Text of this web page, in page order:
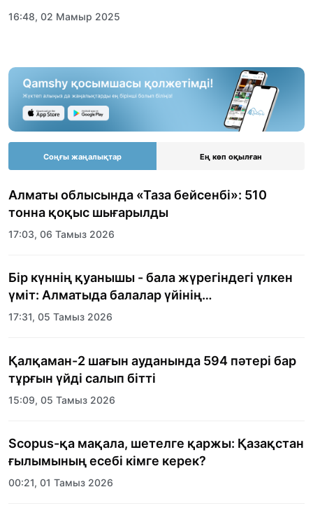
16:48, 02 Мамыр 2025
Соңғы жаңалықтар Ең көп оқылған
Алматы облысында «Таза бейсенбі»: 510
тонна қоқыс шығарылды
17:03, 06 Тамыз 2026
Бір күннің қуанышы - бала жүрегіндегі үлкен
үміт: Алматыда балалар үйінің
тәрбиеленушілеріне мерекелік күн
17:31, 05 Тамыз 2026
Қалқаман-2 шағын ауданында 594 пәтері бар
тұрғын үйді салып бітті
15:09, 05 Тамыз 2026
Scopus-қа мақала, шетелге қаржы: Қазақстан
ғылымының есебі кімге керек?
00:21, 01 Тамыз 2026